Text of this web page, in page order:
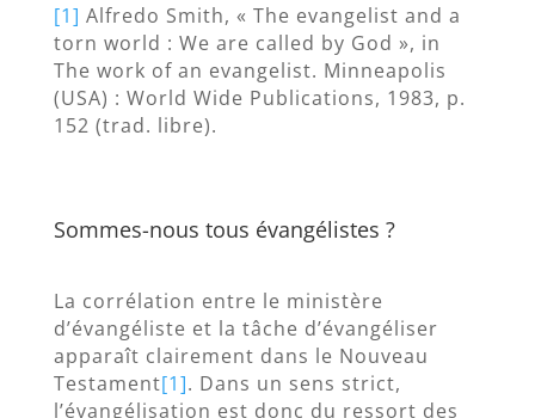
[1] Alfredo Smith, « The evangelist and a
torn world : We are called by God », in
The work of an evangelist. Minneapolis
(USA) : World Wide Publications, 1983, p.
152 (trad. libre).
Sommes-nous tous évangélistes ?
La corrélation entre le ministère
d’évangéliste et la tâche d’évangéliser
apparaît clairement dans le Nouveau
Testament[1]. Dans un sens strict,
l’évangélisation est donc du ressort des